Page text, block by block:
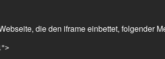
die den iframe einbettet, folgender